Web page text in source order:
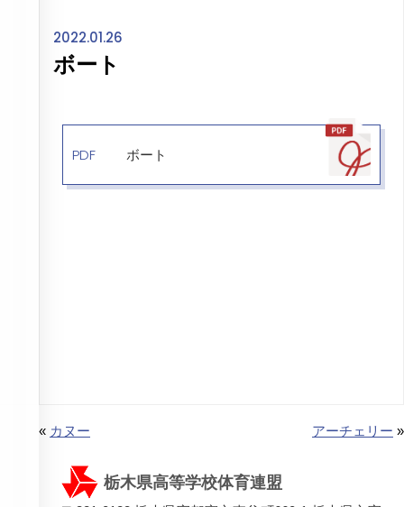
2022.01.26
ボート
PDF ボート
« カヌー アーチェリー »
栃木県高等学校体育連盟